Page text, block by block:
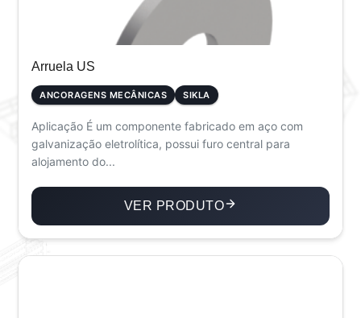
Arruela US
ANCORAGENS MECÂNICAS SIKLA
Aplicação É um componente fabricado em aço com
galvanização eletrolítica, possui furo central para
alojamento do...
VER PRODUTO